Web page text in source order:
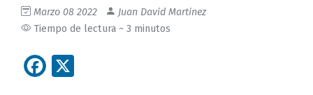
Marzo 08 2022
Juan David Martinez
Tiempo de lectura ~ 3 minutos
Facebook